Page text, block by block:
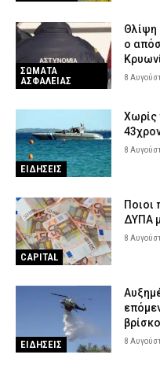
ΣΩΜΑΤΑ
ΑΣΦΑΛΕΙΑΣ
Θλίψη
ο
8
ΕΙΔΗΣΕΙΣ
Χωρίς
8
CAPITAL
Ποιοι
ΔΥΠΑ
8
ΕΙΔΗΣΕΙΣ 8